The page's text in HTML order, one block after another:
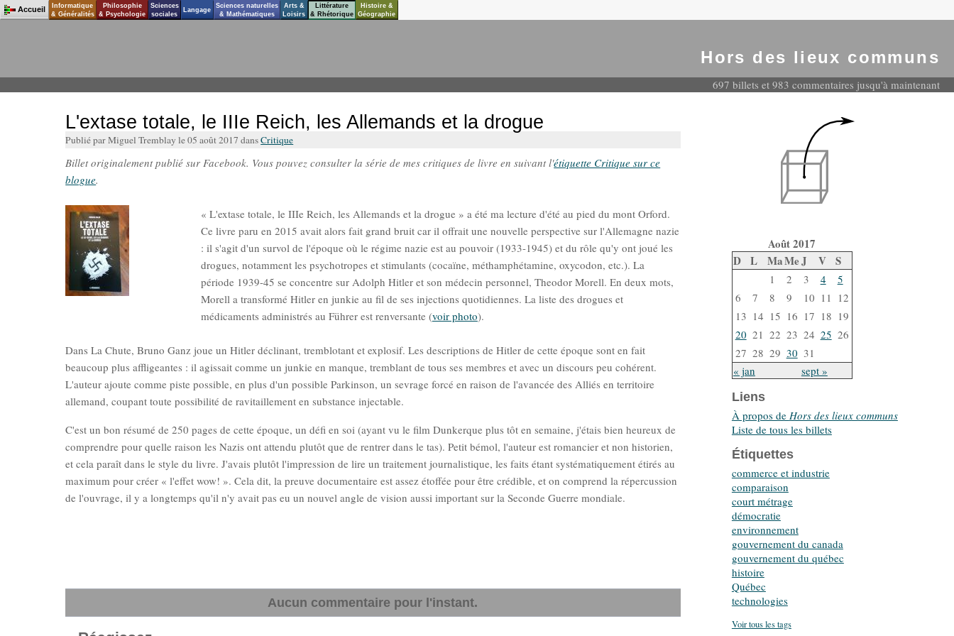
Hors des lieux communs
697 billets et 983 commentaires jusqu'à maintenant
L'extase totale, le IIIe Reich, les Allemands et la drogue
Publié par Miguel Tremblay le 05 août 2017 dansCritique
Billet originalement publié sur Facebook. Vous pouvez consulter la série de mes critiques de livre en suivant l'étiquette Critique sur ce
blogue.
« L'extase totale, le IIIe Reich, les Allemands et la drogue » a été ma lecture d'été au pied du mont Orford.
Ce livre paru en 2015 avait alors fait grand bruit car il offrait une nouvelle perspective sur l'Allemagne nazie
: il s'agit d'un survol de l'époque où le régime nazie est au pouvoir (1933-1945) et du rôle qu'y ont joué les
drogues, notamment les psychotropes et stimulants (cocaïne, méthamphétamine, oxycodon, etc.). La
période 1939-45 se concentre sur Adolph Hitler et son médecin personnel, Theodor Morell. En deux mots,
Morell a transformé Hitler en junkie au fil de ses injections quotidiennes. La liste des drogues et
médicaments administrés au Führer est renversante (voir photo).
Dans La Chute, Bruno Ganz joue un Hitler déclinant, tremblotant et explosif. Les descriptions de Hitler de cette époque sont en fait
beaucoup plus affligeantes : il agissait comme un junkie en manque, tremblant de tous ses membres et avec un discours peu cohérent.
L'auteur ajoute comme piste possible, en plus d'un possible Parkinson, un sevrage forcé en raison de l'avancée des Alliés en territoire
allemand, coupant toute possibilité de ravitaillement en substance injectable.
C'est un bon résumé de 250 pages de cette époque, un défi en soi (ayant vu le film Dunkerque plus tôt en semaine, j'étais bien heureux de
comprendre pour quelle raison les Nazis ont attendu plutôt que de rentrer dans le tas). Petit bémol, l'auteur est romancier et non historien,
et cela paraît dans le style du livre. J'avais plutôt l'impression de lire un traitement journalistique, les faits étant systématiquement étirés au
maximum pour créer « l'effet wow! ». Cela dit, la preuve documentaire est assez étoffée pour être crédible, et on comprend la répercussion
de l'ouvrage, il y a longtemps qu'il n'y avait pas eu un nouvel angle de vision aussi important sur la Seconde Guerre mondiale.
Aucun commentaire pour l'instant.
Août 2017
D L MaMeJ V S
« jan sept »
1 2 3 4
5
6
7 8 9 10 11 12
13 14 15 16 17 18 19
20 21 22 23 24 25 26
27 28 29 30 31
Liens
À propos de Hors des lieux communs
Liste de tous les billets
Étiquettes
commerce et industrie
comparaison
court métrage
démocratie
environnement
gouvernement du canada
gouvernement du québec
histoire
Québec
technologies
Voir tous les tags
Accueil
Informatique
& Généralités
Philosophie
& Psychologie
Sciences
sociales
Langage
Sciences naturelles
& Mathématiques
Arts &
Loisirs
Littérature
& Rhétorique
Histoire &
Géographie